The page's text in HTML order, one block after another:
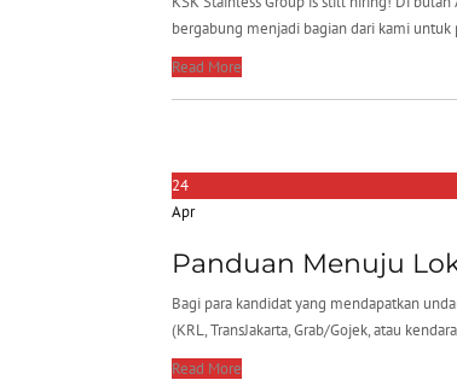
bergabung menjadi bagian dari kami untuk
Read More
24
Apr
Panduan Menuju
Bagi para kandidat yang mendapatkan
(KRL, TransJakarta, Grab/Gojek, atau
Read More